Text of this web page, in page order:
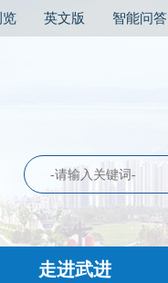
览 英文版 智能问答
走进武进